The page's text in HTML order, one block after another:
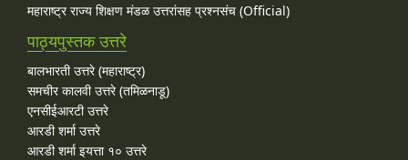
महाराष्ट्र राज्य शिक्षण मंडळ उत्तरांसह प्रश्नसंच (Official)
पाठ्यपुस्तक उत्तरे
बालभारती उत्तरे (महाराष्ट्र)
समचीर कालवी उत्तरे (तमिळनाडू)
एनसीईआरटी उत्तरे
आरडी शर्मा उत्तरे
आरडी शर्मा इयत्ता १० उत्तरे